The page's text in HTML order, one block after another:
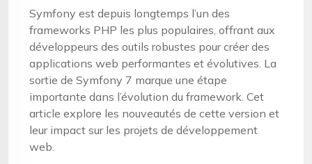
Symfony est depuis longtemps l’un des
frameworks PHP les plus populaires, offrant aux
développeurs des outils robustes pour créer des
applications web performantes et évolutives. La
sortie de Symfony 7 marque une étape
importante dans l’évolution du framework. Cet
article explore les nouveautés de cette version et
leur impact sur les projets de développement
web.